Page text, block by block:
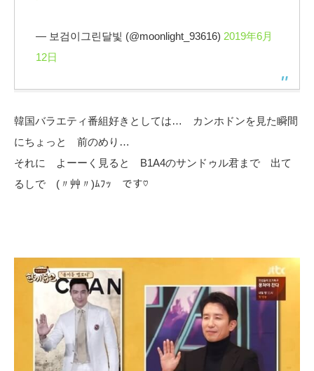
— 보검이그린달빛 (@moonlight_93616) 2019年6月
12日
韓国バラエティ番組好きとしては… カンホドンを見た瞬間
にちょっと 前のめり…
それに よーーく見ると B1A4のサンドゥル君まで 出て
るしで (〃艸〃)ﾑﾌｯ です♡